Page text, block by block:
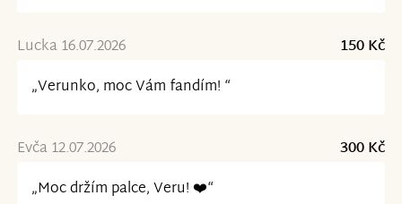
Lucka 16.07.2026
150 Kč
„Verunko, moc Vám fandím! “
Evča 12.07.2026
300 Kč
„Moc držím palce, Veru! ❤️“